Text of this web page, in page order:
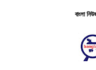
বাংলা